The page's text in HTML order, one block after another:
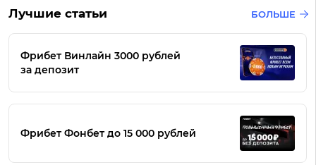
Лучшие статьи БОЛЬШЕ
Фрибет Винлайн 3000 рублей
за депозит
Фрибет Фонбет до 15 000 рублей